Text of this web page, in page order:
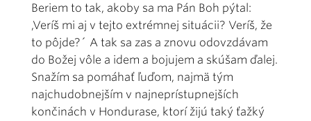
Beriem to tak, akoby sa ma Pán Boh pýtal:
,Veríš mi aj v tejto extrémnej situácii? Veríš, že
to pôjde?´ A tak sa zas a znovu odovzdávam
do Božej vôle a idem a bojujem a skúšam ďalej.
Snažím sa pomáhať ľuďom, najmä tým
najchudobnejším v najneprístupnejších
končinách v Hondurase, ktorí žijú taký ťažký